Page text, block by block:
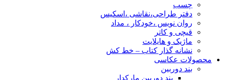
چسب
دفتر طراحی،نقاشی ،اسکیس
روان نویس ،خودکار ، مداد
قیچی و کاتر
ماژیک و هایلایت
نشانه گذار کتاب – خط کش
محصولات عکاسی
بند دوربین
بند دوربین مارکدار